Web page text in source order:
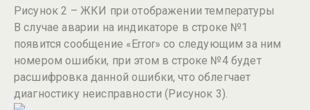
Рисунок 2 – ЖКИ при отображении температуры
В случае аварии на индикаторе в строке №1
появится сообщение «Error» со следующим за ним
номером ошибки, при этом в строке №4 будет
расшифровка данной ошибки, что облегчает
диагностику неисправности (Рисунок 3).